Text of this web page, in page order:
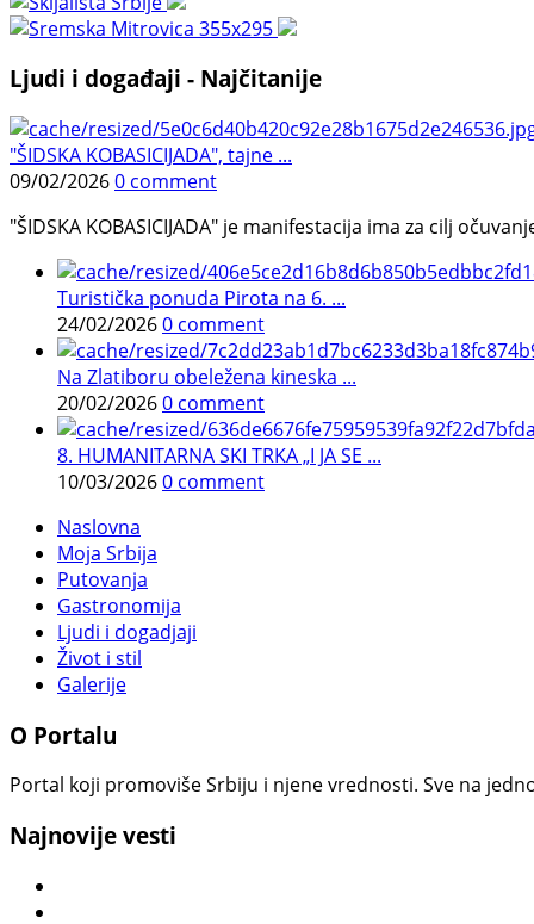
Ljudi i događaji - Najčitanije
"ŠIDSKA KOBASICIJADA", tajne ...
09/02/20260 comment
"ŠIDSKA KOBASICIJADA" je manifestacija ima za cilj
Turistička ponuda Pirota na 6. ...
24/02/20260 comment
Na Zlatiboru obeležena kineska ...
20/02/20260 comment
8. HUMANITARNA SKI TRKA „I JA SE ...
10/03/20260 comment
Naslovna
Moja Srbija
Putovanja
Gastronomija
Ljudi i dogadjaji
Život i stil
Galerije
O Portalu
Portal koji promoviše Srbiju i njene vrednosti. Sve na
Najnovije vesti